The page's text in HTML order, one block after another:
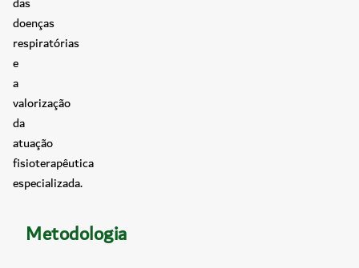
doenças
respiratórias
e
a
valorização
da
atuação
fisioterapêutica
especializada.
Metodologia